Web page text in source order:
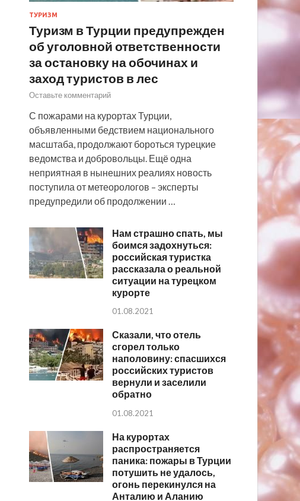
ТУРИЗМ
Туризм в Турции предупрежден
об уголовной ответственности
за остановку на обочинах и
заход туристов в лес
Оставьте комментарий
С пожарами на курортах Турции,
объявленными бедствием национального
масштаба, продолжают бороться турецкие
ведомства и добровольцы. Ещё одна
неприятная в нынешних реалиях новость
поступила от метеорологов – эксперты
предупредили об продолжении …
Нам страшно спать, мы
боимся задохнуться:
российская туристка
рассказала о реальной
ситуации на турецком
курорте
01.08.2021
Сказали, что отель
сгорел только
наполовину: спасшихся
российских туристов
вернули и заселили
обратно
01.08.2021
На курортах
распространяется
паника: пожары в Турции
потушить не удалось,
огонь перекинулся на
Анталию и Аланию